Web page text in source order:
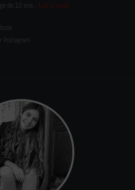
de 10 ans... Lire la suite
Instagram